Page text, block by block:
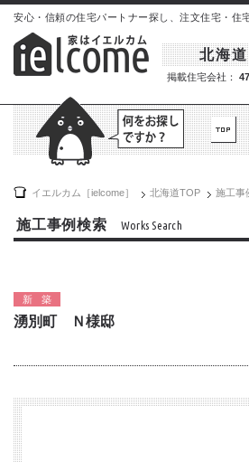
安心・信頼の住宅パートナー探し、注文住宅・住
北海道
掲載住宅会社：
47
イエルカム［ielcome］ 北海道TOP 施工事
施工事例検索 Works Search
新築
湧別町 Ｎ様邸